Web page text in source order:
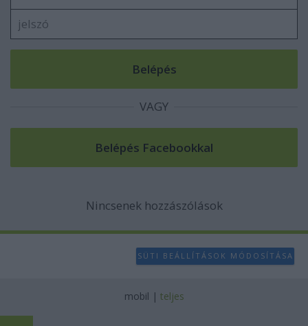
VAGY
Nincsenek hozzászólások
SÜTI BEÁLLÍTÁSOK MÓDOSÍTÁSA
mobil | teljes